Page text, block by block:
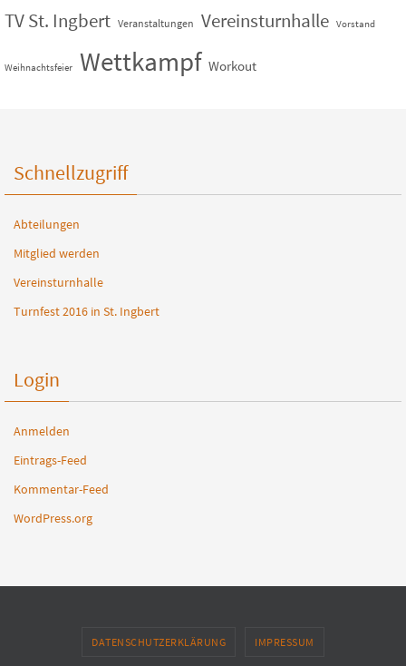
TV St. Ingbert Veranstaltungen Vereinsturnhalle Vorstand
Weihnachtsfeier Wettkampf Workout
Schnellzugriff
Abteilungen
Mitglied werden
Vereinsturnhalle
Turnfest 2016 in St. Ingbert
Login
Anmelden
Eintrags-Feed
Kommentar-Feed
WordPress.org
DATENSCHUTZERKLÄRUNG IMPRESSUM